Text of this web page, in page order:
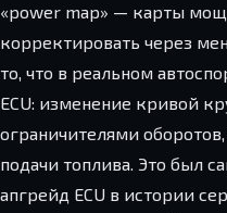
«power map» — карты
корректировать через
то, что в реальном
ECU: изменение кривой
ограничителями
подачи топлива. Это был
апгрейд ECU в истории